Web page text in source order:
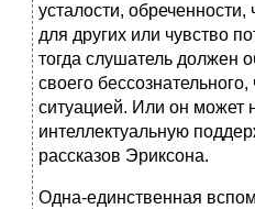
усталости, обреченности,
для других или чувство
тогда слушатель должен
своего
ситуацией. Или он может
интеллектуальную
рассказов Эриксона.
Одна-единственная